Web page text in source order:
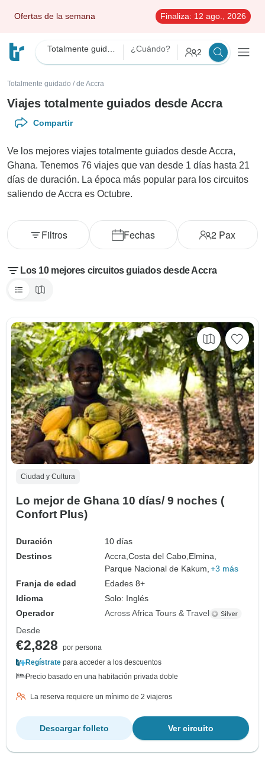
Ofertas de la semana Finaliza: 12 ago., 2026
¿Cuándo? 2
Totalmente guidado / de Accra
Viajes totalmente guiados desde Accra
Compartir
Ve los mejores viajes totalmente guiados desde Accra,
Ghana. Tenemos 76 viajes que van desde 1 días hasta 21
días de duración. La época más popular para los circuitos
saliendo de Accra es Octubre.
Fechas 2 Pax
Filtros
Los 10 mejores circuitos guiados desde Accra
Ciudad y Cultura
Lo mejor de Ghana 10 días/ 9 noches (
Confort Plus)
Duración
10 días
Destinos
Accra,Costa del Cabo, Elmina,
Parque Nacional de Kakum, +3 más
Franja de edad
Edades 8+
Idioma
Solo: Inglés
Operador
Across Africa Tours & Travel
Desde
€2,828
por persona
Regístrate para acceder a los descuentos
Precio basado en una habitación privada doble
La reserva requiere un mínimo de 2 viajeros
Ver circuito
Descargar folleto